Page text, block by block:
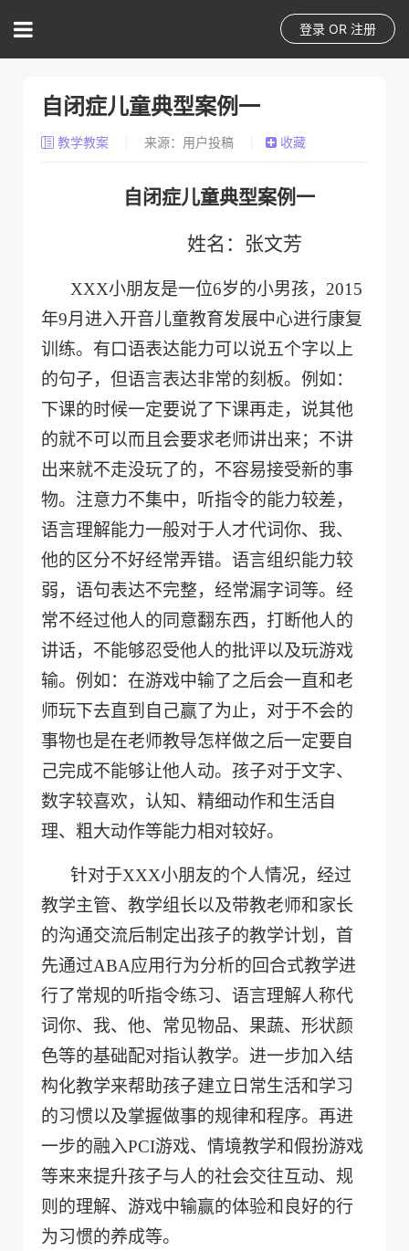
登录 OR 注册
自闭症儿童典型案例一
教学教案 来源：用户投稿 收藏
自闭症儿童典型案例一
姓名：张文芳
XXX小朋友是一位6岁的小男孩，2015
年9月进入开音儿童教育发展中心进行康复
训练。有口语表达能力可以说五个字以上
的句子，但语言表达非常的刻板。例如：
下课的时候一定要说了下课再走，说其他
的就不可以而且会要求老师讲出来；不讲
出来就不走没玩了的，不容易接受新的事
物。注意力不集中，听指令的能力较差，
语言理解能力一般对于人才代词你、我、
他的区分不好经常弄错。语言组织能力较
弱，语句表达不完整，经常漏字词等。经
常不经过他人的同意翻东西，打断他人的
讲话，不能够忍受他人的批评以及玩游戏
输。例如：在游戏中输了之后会一直和老
师玩下去直到自己赢了为止，对于不会的
事物也是在老师教导怎样做之后一定要自
己完成不能够让他人动。孩子对于文字、
数字较喜欢，认知、精细动作和生活自
理、粗大动作等能力相对较好。
针对于XXX小朋友的个人情况，经过
教学主管、教学组长以及带教老师和家长
的沟通交流后制定出孩子的教学计划，首
先通过ABA应用行为分析的回合式教学进
行了常规的听指令练习、语言理解人称代
词你、我、他、常见物品、果蔬、形状颜
色等的基础配对指认教学。进一步加入结
构化教学来帮助孩子建立日常生活和学习
的习惯以及掌握做事的规律和程序。再进
一步的融入PCI游戏、情境教学和假扮游戏
等来来提升孩子与人的社会交往互动、规
则的理解、游戏中输赢的体验和良好的行
为习惯的养成等。